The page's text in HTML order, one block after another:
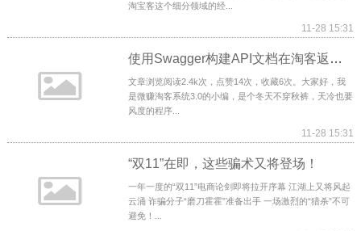
淘宝客这个细分领域的经...
11-28 15:31
使用Swagger构建API文档在淘客返利系统中的实践
文章浏览阅读2.4k次，点赞14次，收藏6次。大家好，我
是微赚淘客系统3.0的小编，是个冬天不穿秋裤，天冷也要
风度的程序...
11-28 15:31
“双11”在即，这些骗术又将登场！
一年一度的“双11”电商论剑即将拉开序幕 江湖上又将风起
云涌 诈骗分子“磨刀霍霍”准备出手 一场激烈的“猎杀”不可
避免！...